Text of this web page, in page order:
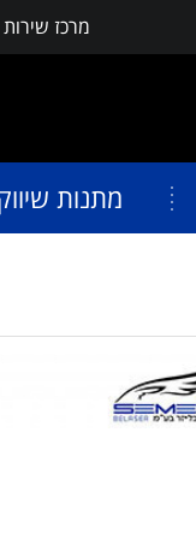
מרכז שירות
מתנות